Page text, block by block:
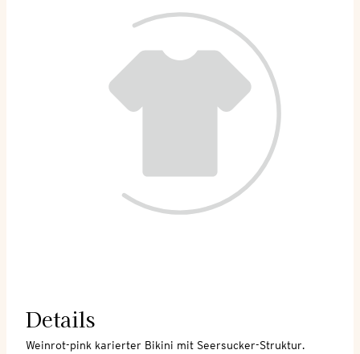
Details
Weinrot-pink karierter Bikini mit Seersucker-Struktur.